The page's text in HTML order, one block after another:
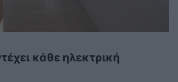
κάθε ηλεκτρική